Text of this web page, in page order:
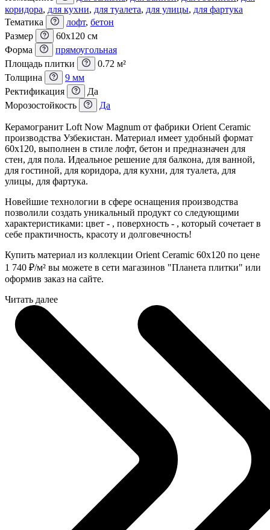
коридора, для кухни, для туалета, для улицы, для фартука
Тематика
лофт, бетон
Размер
60x120 см
Форма
прямоугольная
Площадь плитки
0.72 м²
Толщина
9 мм
Ректификация
Да
Морозостойкость
Да
Керамогранит Loft Now Magnum от фабрики Orient Ceramic
производства Узбекистан. Материал имеет удобный формат
60x120, выполнен в стиле лофт, бетон и предназначен для
стен, для пола. Идеальное решение для балкона, для ванной,
для гостиной, для коридора, для кухни, для туалета, для
улицы, для фартука.
Новейшие технологии в сфере оснащения производства
позволили создать уникальный продукт со следующими
характеристиками: цвет - , поверхность - , который сочетает в
себе практичность, красоту и долговечность!
Купить материал из коллекции Orient Ceramic 60х120 по цене
1 740 ₽/м² вы можете в сети магазинов "Планета плитки" или
оформив заказ на сайте.
Читать далее